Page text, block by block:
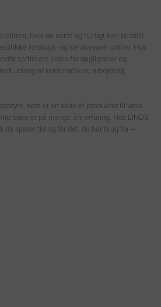
hvor du nemt og hurtigt kan bestille
forbrugs- og servicevarer online. Hos
sortiment inden for dagligvarer og
udvalg af kontorartikler, arbejdstøj,
som er en serie af produkter til vask
baseret på mange års erfaring. Hos LINDS
du sparer tid og får det, du har brug for –